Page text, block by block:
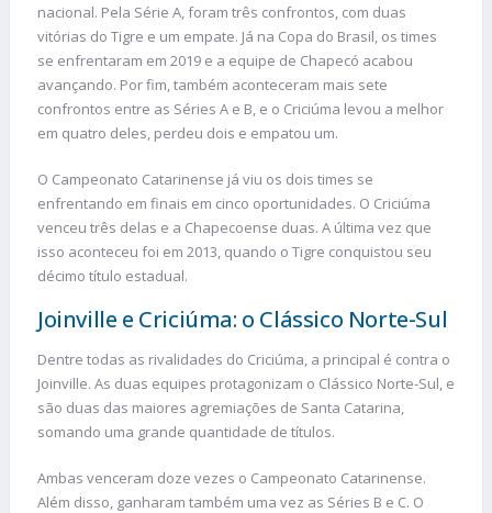
nacional. Pela Série A, foram três confrontos, com duas
vitórias do Tigre e um empate. Já na Copa do Brasil, os times
se enfrentaram em 2019 e a equipe de Chapecó acabou
avançando. Por fim, também aconteceram mais sete
confrontos entre as Séries A e B, e o Criciúma levou a melhor
em quatro deles, perdeu dois e empatou um.
O Campeonato Catarinense já viu os dois times se
enfrentando em finais em cinco oportunidades. O Criciúma
venceu três delas e a Chapecoense duas. A última vez que
isso aconteceu foi em 2013, quando o Tigre conquistou seu
décimo título estadual.
Joinville e Criciúma: o Clássico Norte-Sul
Dentre todas as rivalidades do Criciúma, a principal é contra o
Joinville. As duas equipes protagonizam o Clássico Norte-Sul, e
são duas das maiores agremiações de Santa Catarina,
somando uma grande quantidade de títulos.
Ambas venceram doze vezes o Campeonato Catarinense.
Além disso, ganharam também uma vez as Séries B e C. O